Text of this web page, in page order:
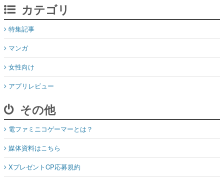
カテゴリ
特集記事
マンガ
女性向け
アプリレビュー
その他
電ファミニコゲーマーとは？
媒体資料はこちら
XプレゼントCP応募規約